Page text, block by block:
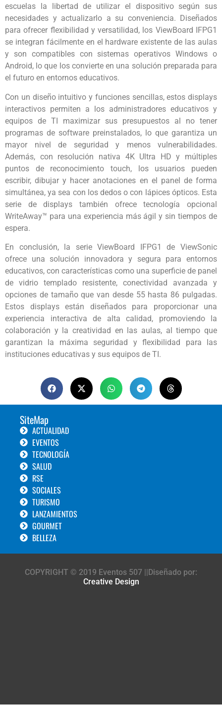
escuelas la libertad de utilizar el dispositivo según sus
necesidades y actualizarlo a su conveniencia. Diseñados
para ofrecer flexibilidad y versatilidad, los ViewBoard IFPG1
se integran fácilmente en el hardware existente de las aulas
y son compatibles con sistemas operativos Windows o
Android, lo que los convierte en una solución preparada para
el futuro en entornos educativos.
Con un diseño intuitivo y funciones sencillas, estos displays
interactivos permiten a los administradores educativos y
equipos de TI maximizar sus presupuestos al no tener
programas de software preinstalados, lo que garantiza un
mayor nivel de seguridad y menos vulnerabilidades.
Además, con resolución nativa 4K Ultra HD y múltiples
puntos de reconocimiento touch, los usuarios pueden
escribir, dibujar y hacer anotaciones en el panel de forma
simultánea, ya sea con los dedos o con lápices ópticos. Esta
serie de displays también ofrece tecnología opcional
WriteAway™ para una experiencia más ágil y sin tiempos de
espera.
En conclusión, la serie ViewBoard IFPG1 de ViewSonic
ofrece una solución innovadora y segura para entornos
educativos, con características como una superficie de panel
de vidrio templado resistente, conectividad avanzada y
opciones de tamaño que van desde 55 hasta 86 pulgadas.
Estos displays están diseñados para proporcionar una
experiencia interactiva de alta calidad, promoviendo la
colaboración y la creatividad en las aulas, al tiempo que
garantizan la máxima seguridad y flexibilidad para las
instituciones educativas y sus equipos de TI.
SiteMap
ACTUALIDAD
EVENTOS
TECNOLOGÍA
SALUD
RSE
SOCIALES
TURISMO
LANZAMIENTOS
GOURMET
BELLEZA
COPYRIGHT © 2019 Eventos 507 ||Diseñado por:
Creative Design